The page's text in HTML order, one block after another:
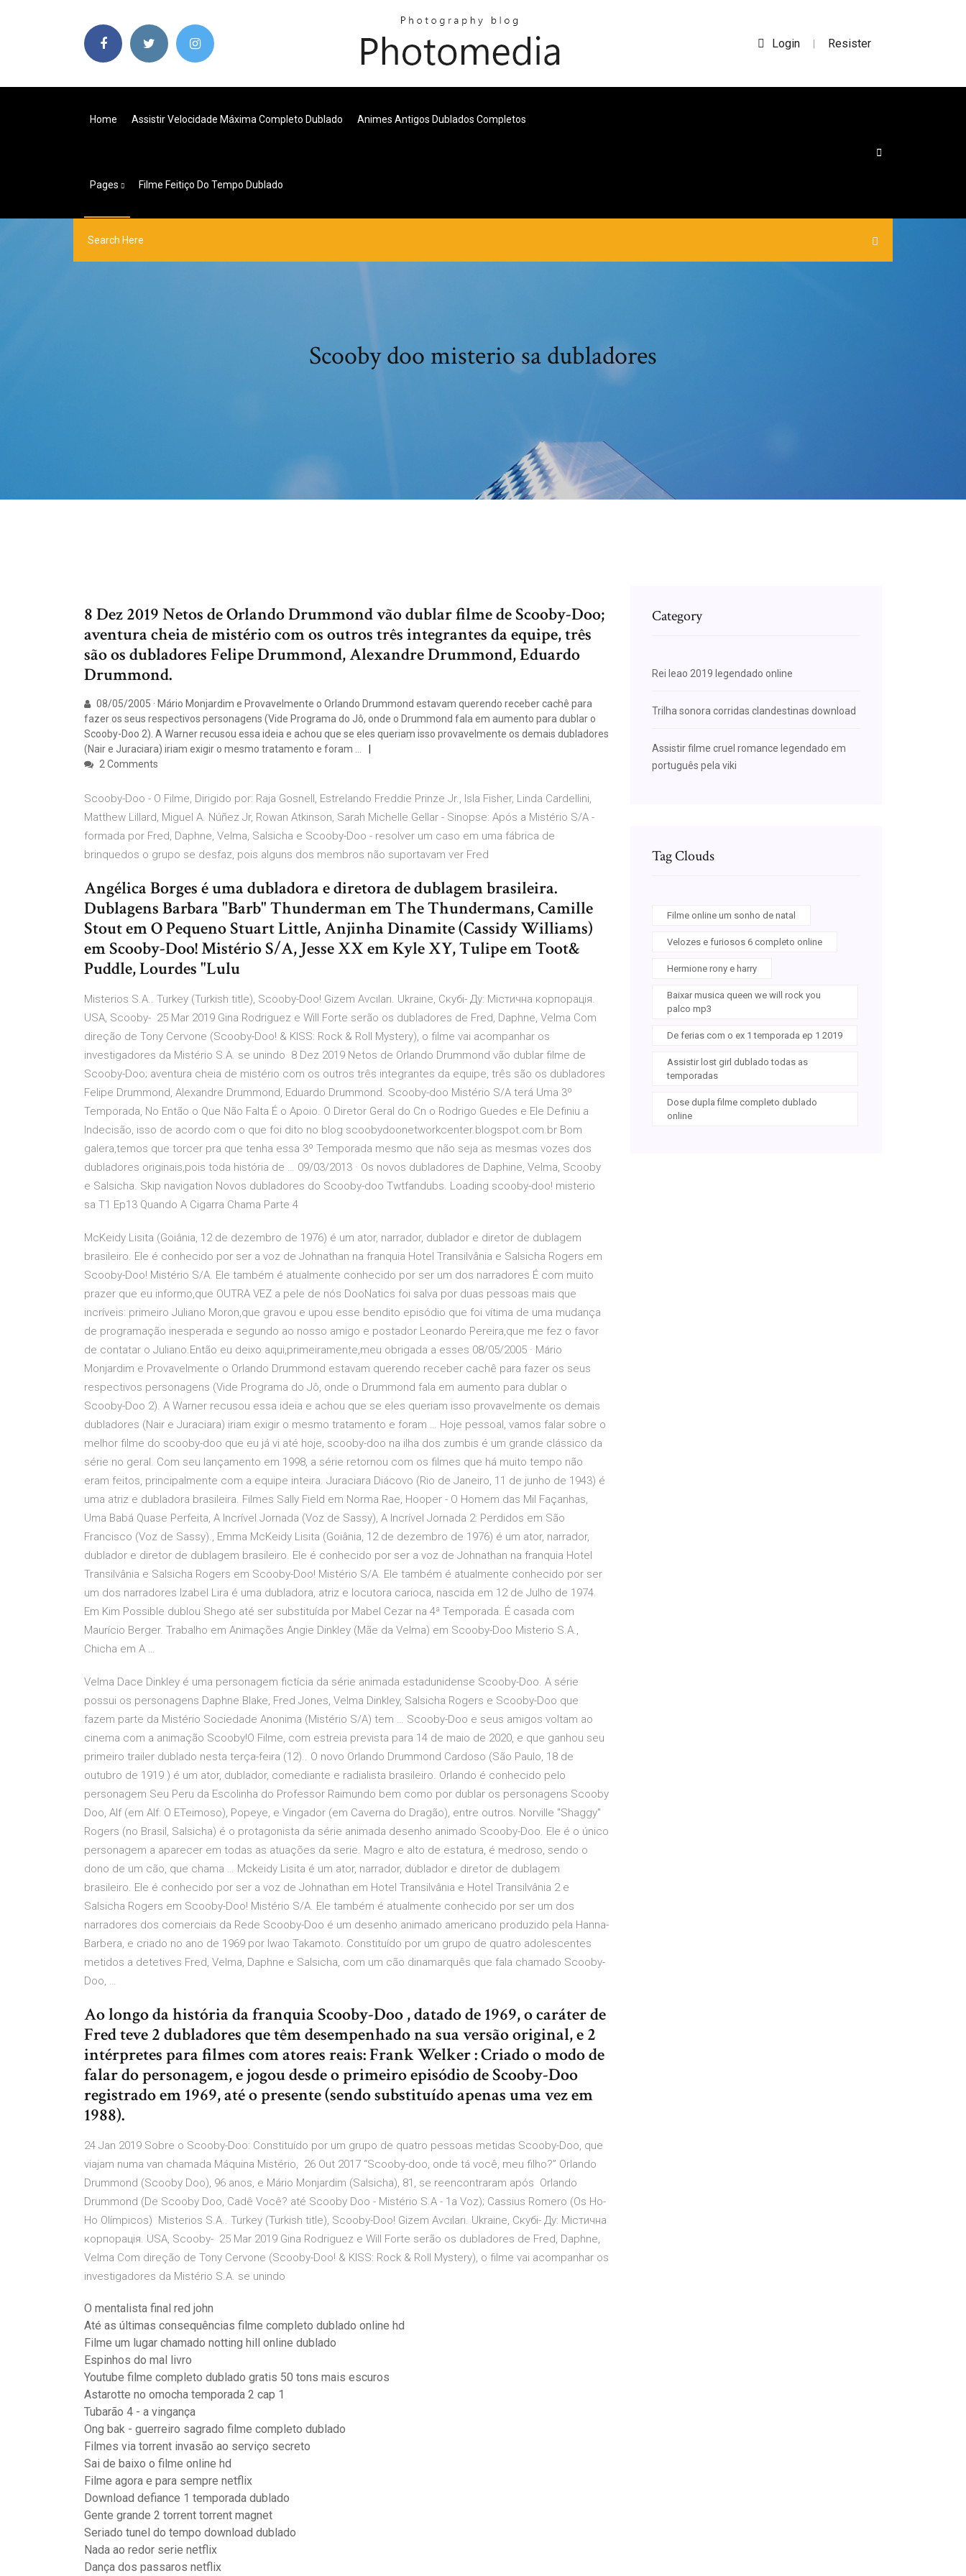
Login | Resister
Home Assistir Velocidade Máxima Completo Dublado Animes Antigos Dublados Completos
Pages Filme Feitiço Do Tempo Dublado
Scooby doo misterio sa dubladores
8 Dez 2019 Netos de Orlando Drummond vão dublar filme de Scooby-Doo;
aventura cheia de mistério com os outros três integrantes da equipe, três
são os dubladores Felipe Drummond, Alexandre Drummond, Eduardo
Drummond.
08/05/2005 · Mário Monjardim e Provavelmente o Orlando Drummond estavam querendo receber cachê para
fazer os seus respectivos personagens (Vide Programa do Jô, onde o Drummond fala em aumento para dublar o
Scooby-Doo 2). A Warner recusou essa ideia e achou que se eles queriam isso provavelmente os demais dubladores
(Nair e Juraciara) iriam exigir o mesmo tratamento e foram …
2 Comments
Scooby-Doo - O Filme, Dirigido por: Raja Gosnell, Estrelando Freddie Prinze Jr., Isla Fisher, Linda Cardellini,
Matthew Lillard, Miguel A. Núñez Jr, Rowan Atkinson, Sarah Michelle Gellar - Sinopse: Após a Mistério S/A -
formada por Fred, Daphne, Velma, Salsicha e Scooby-Doo - resolver um caso em uma fábrica de
brinquedos o grupo se desfaz, pois alguns dos membros não suportavam ver Fred
Angélica Borges é uma dubladora e diretora de dublagem brasileira.
Dublagens Barbara "Barb" Thunderman em The Thundermans, Camille
Stout em O Pequeno Stuart Little, Anjinha Dinamite (Cassidy Williams)
em Scooby-Doo! Mistério S/A, Jesse XX em Kyle XY, Tulipe em Toot&
Puddle, Lourdes "Lulu
Misterios S.A.. Turkey (Turkish title), Scooby-Doo! Gizem Avcıları. Ukraine, Скубі- Ду: Містична корпорація.
USA, Scooby- 25 Mar 2019 Gina Rodriguez e Will Forte serão os dubladores de Fred, Daphne, Velma Com
direção de Tony Cervone (Scooby-Doo! & KISS: Rock & Roll Mystery), o filme vai acompanhar os
investigadores da Mistério S.A. se unindo 8 Dez 2019 Netos de Orlando Drummond vão dublar filme de
Scooby-Doo; aventura cheia de mistério com os outros três integrantes da equipe, três são os dubladores
Felipe Drummond, Alexandre Drummond, Eduardo Drummond. Scooby-doo Mistério S/A terá Uma 3º
Temporada, No Então o Que Não Falta É o Apoio. O Diretor Geral do Cn o Rodrigo Guedes e Ele Definiu a
Indecisão, isso de acordo com o que foi dito no blog scoobydoonetworkcenter.blogspot.com.br Bom
galera,temos que torcer pra que tenha essa 3º Temporada mesmo que não seja as mesmas vozes dos
dubladores originais,pois toda história de … 09/03/2013 · Os novos dubladores de Daphine, Velma, Scooby
e Salsicha. Skip navigation Novos dubladores do Scooby-doo Twtfandubs. Loading scooby-doo! misterio
sa T1 Ep13 Quando A Cigarra Chama Parte 4
McKeidy Lisita (Goiânia, 12 de dezembro de 1976) é um ator, narrador, dublador e diretor de dublagem
brasileiro. Ele é conhecido por ser a voz de Johnathan na franquia Hotel Transilvânia e Salsicha Rogers em
Scooby-Doo! Mistério S/A. Ele também é atualmente conhecido por ser um dos narradores É com muito
prazer que eu informo,que OUTRA VEZ a pele de nós DooNatics foi salva por duas pessoas mais que
incríveis: primeiro Juliano Moron,que gravou e upou esse bendito episódio que foi vítima de uma mudança
de programação inesperada e segundo ao nosso amigo e postador Leonardo Pereira,que me fez o favor
de contatar o Juliano.Então eu deixo aqui,primeiramente,meu obrigada a esses 08/05/2005 · Mário
Monjardim e Provavelmente o Orlando Drummond estavam querendo receber cachê para fazer os seus
respectivos personagens (Vide Programa do Jô, onde o Drummond fala em aumento para dublar o
Scooby-Doo 2). A Warner recusou essa ideia e achou que se eles queriam isso provavelmente os demais
dubladores (Nair e Juraciara) iriam exigir o mesmo tratamento e foram … Hoje pessoal, vamos falar sobre o
melhor filme do scooby-doo que eu já vi até hoje, scooby-doo na ilha dos zumbis é um grande clássico da
série no geral. Com seu lançamento em 1998, a série retornou com os filmes que há muito tempo não
eram feitos, principalmente com a equipe inteira. Juraciara Diácovo (Rio de Janeiro, 11 de junho de 1943) é
uma atriz e dubladora brasileira. Filmes Sally Field em Norma Rae, Hooper - O Homem das Mil Façanhas,
Uma Babá Quase Perfeita, A Incrível Jornada (Voz de Sassy), A Incrível Jornada 2: Perdidos em São
Francisco (Voz de Sassy)., Emma McKeidy Lisita (Goiânia, 12 de dezembro de 1976) é um ator, narrador,
dublador e diretor de dublagem brasileiro. Ele é conhecido por ser a voz de Johnathan na franquia Hotel
Transilvânia e Salsicha Rogers em Scooby-Doo! Mistério S/A. Ele também é atualmente conhecido por ser
um dos narradores Izabel Lira é uma dubladora, atriz e locutora carioca, nascida em 12 de Julho de 1974.
Em Kim Possible dublou Shego até ser substituída por Mabel Cezar na 4ª Temporada. É casada com
Maurício Berger. Trabalho em Animações Angie Dinkley (Mãe da Velma) em Scooby-Doo Misterio S.A.,
Chicha em A …
Velma Dace Dinkley é uma personagem fictícia da série animada estadunidense Scooby-Doo. A série
possui os personagens Daphne Blake, Fred Jones, Velma Dinkley, Salsicha Rogers e Scooby-Doo que
fazem parte da Mistério Sociedade Anonima (Mistério S/A) tem … Scooby-Doo e seus amigos voltam ao
cinema com a animação Scooby!O Filme, com estreia prevista para 14 de maio de 2020, e que ganhou seu
primeiro trailer dublado nesta terça-feira (12).. O novo Orlando Drummond Cardoso (São Paulo, 18 de
outubro de 1919 ) é um ator, dublador, comediante e radialista brasileiro. Orlando é conhecido pelo
personagem Seu Peru da Escolinha do Professor Raimundo bem como por dublar os personagens Scooby
Doo, Alf (em Alf: O ETeimoso), Popeye, e Vingador (em Caverna do Dragão), entre outros. Norville "Shaggy"
Rogers (no Brasil, Salsicha) é o protagonista da série animada desenho animado Scooby-Doo. Ele é o único
personagem a aparecer em todas as atuações da serie. Magro e alto de estatura, é medroso, sendo o
dono de um cão, que chama … Mckeidy Lisita é um ator, narrador, dublador e diretor de dublagem
brasileiro. Ele é conhecido por ser a voz de Johnathan em Hotel Transilvânia e Hotel Transilvânia 2 e
Salsicha Rogers em Scooby-Doo! Mistério S/A. Ele também é atualmente conhecido por ser um dos
narradores dos comerciais da Rede Scooby-Doo é um desenho animado americano produzido pela Hanna-
Barbera, e criado no ano de 1969 por Iwao Takamoto. Constituído por um grupo de quatro adolescentes
metidos a detetives Fred, Velma, Daphne e Salsicha, com um cão dinamarquês que fala chamado Scooby-
Doo, …
Ao longo da história da franquia Scooby-Doo , datado de 1969, o caráter de
Fred teve 2 dubladores que têm desempenhado na sua versão original, e 2
intérpretes para filmes com atores reais: Frank Welker : Criado o modo de
falar do personagem, e jogou desde o primeiro episódio de Scooby-Doo
registrado em 1969, até o presente (sendo substituído apenas uma vez em
1988).
24 Jan 2019 Sobre o Scooby-Doo: Constituído por um grupo de quatro pessoas metidas Scooby-Doo, que
viajam numa van chamada Máquina Mistério, 26 Out 2017 “Scooby-doo, onde tá você, meu filho?” Orlando
Drummond (Scooby Doo), 96 anos, e Mário Monjardim (Salsicha), 81, se reencontraram após Orlando
Drummond (De Scooby Doo, Cadê Você? até Scooby Doo - Mistério S.A - 1a Voz); Cassius Romero (Os Ho-
Ho Olímpicos) Misterios S.A.. Turkey (Turkish title), Scooby-Doo! Gizem Avcıları. Ukraine, Скубі- Ду: Містична
корпорація. USA, Scooby- 25 Mar 2019 Gina Rodriguez e Will Forte serão os dubladores de Fred, Daphne,
Velma Com direção de Tony Cervone (Scooby-Doo! & KISS: Rock & Roll Mystery), o filme vai acompanhar os
investigadores da Mistério S.A. se unindo
O mentalista final red john
Até as últimas consequências filme completo dublado online hd
Filme um lugar chamado notting hill online dublado
Espinhos do mal livro
Youtube filme completo dublado gratis 50 tons mais escuros
Astarotte no omocha temporada 2 cap 1
Tubarão 4 - a vingança
Ong bak - guerreiro sagrado filme completo dublado
Filmes via torrent invasão ao serviço secreto
Sai de baixo o filme online hd
Filme agora e para sempre netflix
Download defiance 1 temporada dublado
Gente grande 2 torrent torrent magnet
Seriado tunel do tempo download dublado
Nada ao redor serie netflix
Dança dos passaros netflix
Category
Rei leao 2019 legendado online
Trilha sonora corridas clandestinas download
Assistir filme cruel romance legendado em
português pela viki
Tag Clouds
Filme online um sonho de natal
Velozes e furiosos 6 completo online
Hermione rony e harry
Baixar musica queen we will rock you
palco mp3
De ferias com o ex 1 temporada ep 1 2019
Assistir lost girl dublado todas as
temporadas
Dose dupla filme completo dublado
online